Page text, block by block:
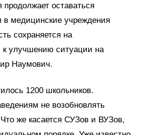
оставаться
в медицинские учреждения
сохраняется на
к улучшению ситуации на
Наумович.
1200 школьников.
не возобновлять
же касается СУЗов и ВУЗов,